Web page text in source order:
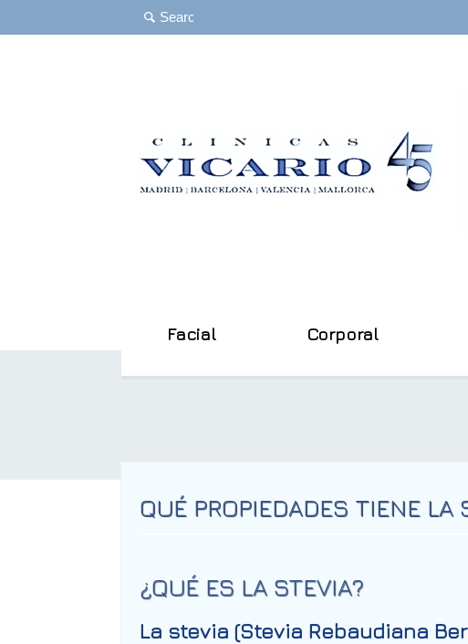
Facial Corporal
QUÉ PROPIEDADES TIENE LA
¿QUÉ ES LA STEVIA?
La stevia (Stevia Rebaudiana